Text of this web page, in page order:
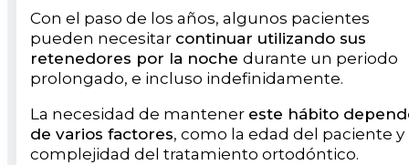
Con el paso de los años, algunos pacientes
pueden necesitar continuar utilizando sus
retenedores por la noche durante un periodo
prolongado, e incluso indefinidamente.
La necesidad de mantener este hábito
de varios factores, como la edad del paciente y
complejidad del tratamiento ortodóntico.